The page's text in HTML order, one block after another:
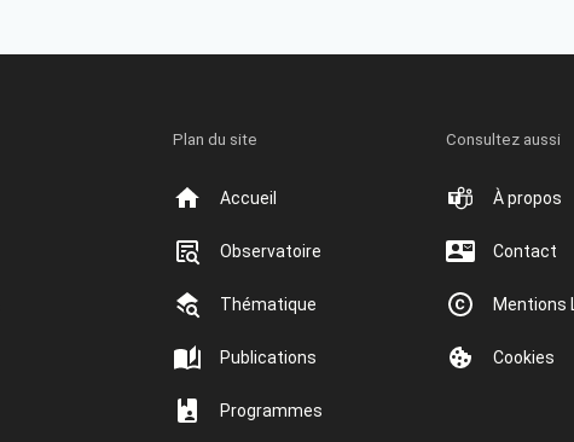
Plan du site
Accueil
Observatoire
Thématique
Publications
Programmes
Consultez aussi
À propos
Contact
Mentions
Cookies